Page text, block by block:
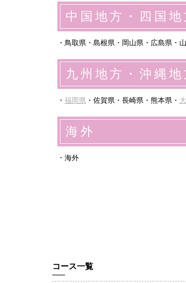
中国地方・四国地
・鳥取県・島根県・岡山県・広島県・
九州地方・沖縄地
・ 福岡県 ・佐賀県・長崎県・熊本県・
海外
・海外
コース一覧